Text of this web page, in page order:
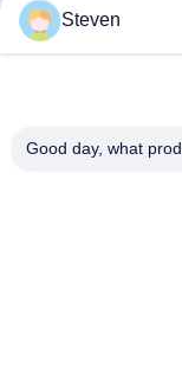
ईमेल
हमारा समाचार पत्र
Steven
Good day, what